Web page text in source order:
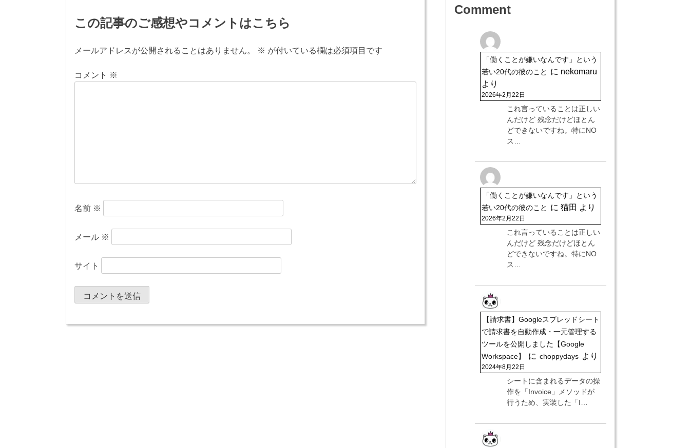
ナ
ビ
ゲ
この記事のご感想やコメントはこちら
メールアドレスが公開されることはありません。 ※ が付いている欄は必須項目です
コメント ※
名前 ※
メール ※
サイト
Comment
「働くことが嫌いなんです」という
若い20代の彼のこと
に nekomaru
より
2026年2月22日
これ言っていることは正しい
んだけど 残念だけどほとん
どできないですね。特にNO
ス…
「働くことが嫌いなんです」という
若い20代の彼のこと
に 猫田 より
2026年2月22日
これ言っていることは正しい
んだけど 残念だけどほとん
どできないですね。特にNO
ス…
【請求書】Googleスプレッドシート
で請求書を自動作成・一元管理する
ツールを公開しました【Google
Workspace】
に choppydays より
2024年8月22日
シートに含まれるデータの操
作を「Invoice」メソッドが
行うため、実装した「I…